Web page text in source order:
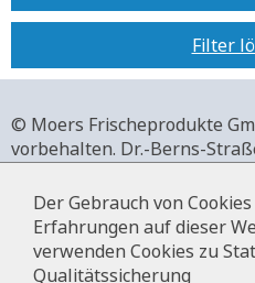
Filter
© Moers Frischeprodukte
vorbehalten. Dr.-Berns-
+49 2841 911-0,www.moers-
Der Gebrauch von
Erfahrungen auf dieser
verwenden Cookies zu
Qualitätssicherung